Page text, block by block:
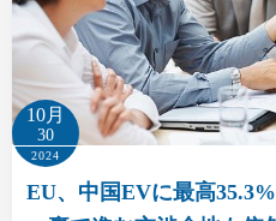
10月
30
2024
EU、中国EVに最高